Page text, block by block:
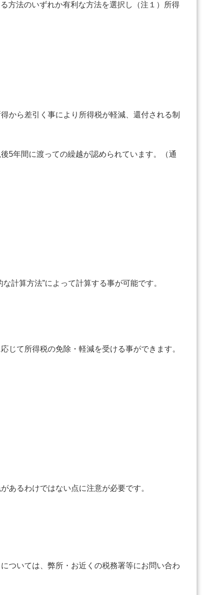
方法のいずれか有利な方法を選択し（注１）所得
から差引く事により所得税が軽減、還付される制
5年間に渡っての繰越が認められています。（通
計算方法”によって計算する事が可能です。
じて所得税の免除・軽減を受ける事ができます。
あるわけではない点に注意が必要です。
ついては、弊所・お近くの税務署等にお問い合わ